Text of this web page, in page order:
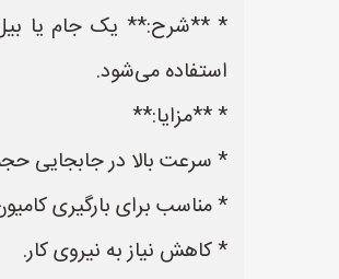
* **شرح:** یک جام یا بیل
استفاده می‌شود.
* **مزایا:**
* سرعت بالا در جابجایی
* مناسب برای بارگیری
* کاهش نیاز به نیروی کار.